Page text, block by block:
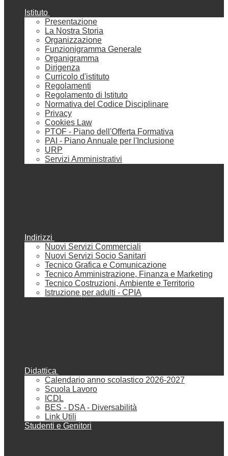
Istituto
Presentazione
La Nostra Storia
Organizzazione
Funzionigramma Generale
Organigramma
Dirigenza
Curricolo d'istituto
Regolamenti
Regolamento di Istituto
Normativa del Codice Disciplinare
Privacy
Cookies Law
PTOF - Piano dell'Offerta Formativa
PAI - Piano Annuale per l'Inclusione
URP
Servizi Amministrativi
Indirizzi
Nuovi Servizi Commerciali
Nuovi Servizi Socio Sanitari
Tecnico Grafica e Comunicazione
Tecnico Amministrazione, Finanza e Marketing
Tecnico Costruzioni, Ambiente e Territorio
Istruzione per adulti - CPIA
Didattica
Calendario anno scolastico 2026-2027
Scuola Lavoro
ICDL
BES - DSA - Diversabilità
Link Utili
Studenti e Genitori